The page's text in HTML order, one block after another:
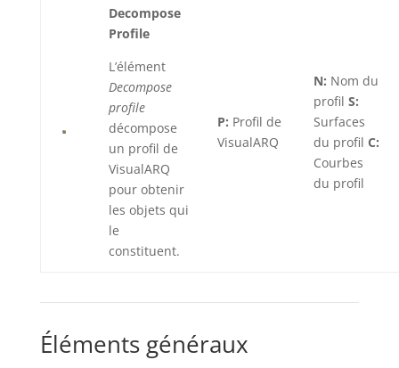
Decompose
Profile
L’élément
Decompose
profile
décompose
un profil de
VisualARQ
pour obtenir
les objets qui
le
constituent.
P: Profil de
VisualARQ
N: Nom du
profil S:
Surfaces
du profil C:
Courbes
du profil
Éléments généraux